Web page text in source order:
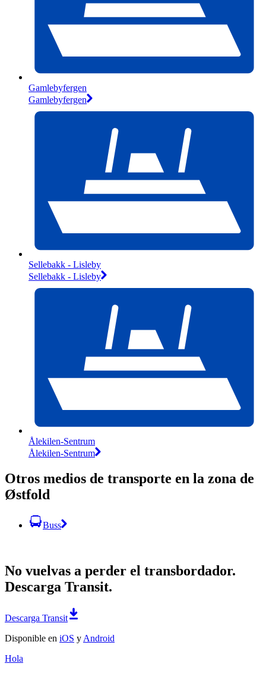
Gamlebyfergen
Gamlebyfergen
Sellebakk - Lisleby
Sellebakk - Lisleby
Ålekilen-Sentrum
Ålekilen-Sentrum
Otros medios de transporte en la zona de
Østfold
Buss
No vuelvas a perder el transbordador.
Descarga Transit.
Descarga Transit
Disponible en iOS y Android
Hola